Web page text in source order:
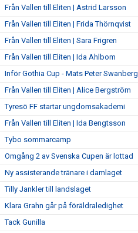
Från Vallen till Eliten | Astrid Larsson
Från Vallen till Eliten | Frida Thörnqvist
Från Vallen till Eliten | Sara Frigren
Från Vallen till Eliten | Ida Ahlbom
Inför Gothia Cup - Mats Peter Swanberg
Från Vallen till Eliten | Alice Bergström
Tyresö FF startar ungdomsakademi
Från Vallen till Eliten | Ida Bengtsson
Tybo sommarcamp
Omgång 2 av Svenska Cupen är lottad
Ny assisterande tränare i damlaget
Tilly Jankler till landslaget
Klara Grahn går på föräldraledighet
Tack Gunilla